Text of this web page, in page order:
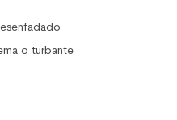
o turbante